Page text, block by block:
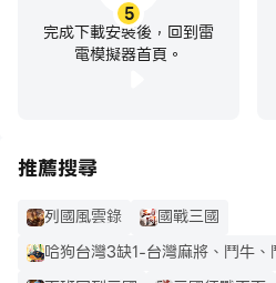
5
完成下載安裝後，回到雷
電模擬器首頁。
推薦搜尋
列國風雲錄
國戰三國
哈狗台灣3缺1-台灣麻將、鬥牛